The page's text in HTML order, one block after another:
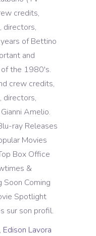
credits,
directors,
of Bettino
and
the 1980's.
crew credits,
directors,
Amelio.
ray Releases
Movies
Box Office
&
Soon Coming
Spotlight
sur son profil.
, Edison Lavora